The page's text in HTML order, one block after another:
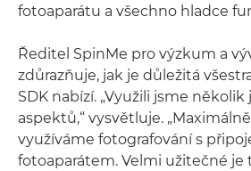
fotoaparátu a všechno hladce
Ředitel SpinMe pro výzkum a
zdůrazňuje, jak je důležitá
SDK nabízí. „Využili jsme
aspektů,“ vysvětluje.
využíváme fotografování s
fotoaparátem. Velmi užitečné je